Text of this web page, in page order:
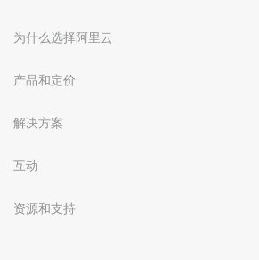
为什么选择阿里云
产品和定价
解决方案
互动
资源和支持